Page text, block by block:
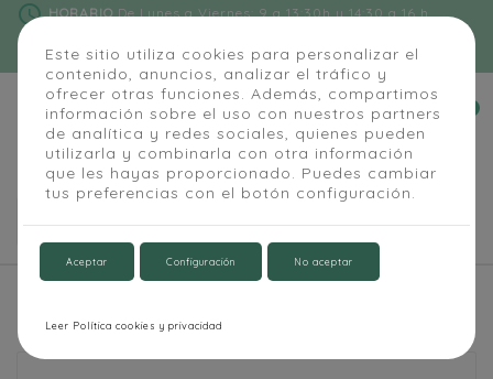
Este sitio utiliza cookies para personalizar el
contenido, anuncios, analizar el tráfico y
ofrecer otras funciones. Además, compartimos
información sobre el uso con nuestros partners
de analítica y redes sociales, quienes pueden
utilizarla y combinarla con otra información
que les hayas proporcionado. Puedes cambiar
tus preferencias con el botón configuración.
Aceptar Configuración No aceptar
Leer Política cookies y privacidad
schedule HORARIODe Lunes a Viernes: 9 a 13:30h y 14:30 a 16 h
phone


PIZARRA VERDE DÍPTICA ACERO VITRIFICADO